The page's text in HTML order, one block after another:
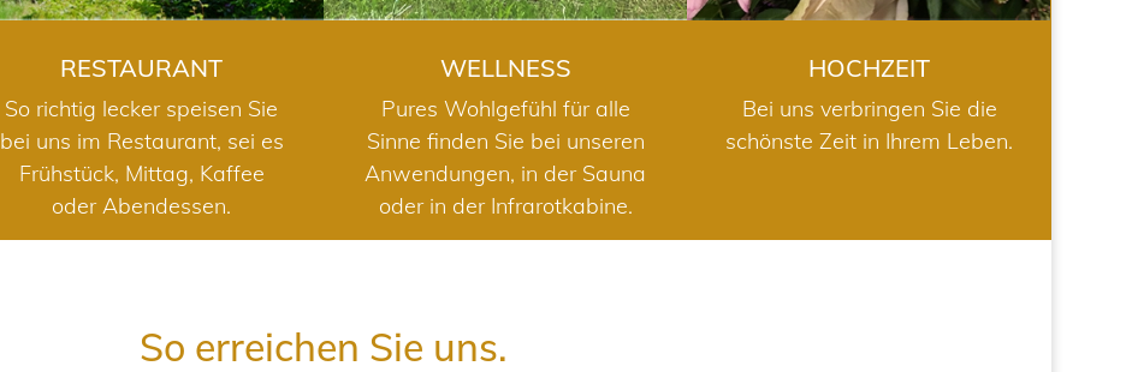
RESTAURANT
So richtig lecker speisen Sie
bei uns im Restaurant, sei es
Frühstück, Mittag, Kaffee
oder Abendessen.
WELLNESS
Pures Wohlgefühl für alle
Sinne finden Sie bei unseren
Anwendungen, in der Sauna
oder in der Infrarotkabine.
HOCHZEIT
Bei uns verbringen Sie die
schönste Zeit in Ihrem Leben.
So erreichen Sie uns.